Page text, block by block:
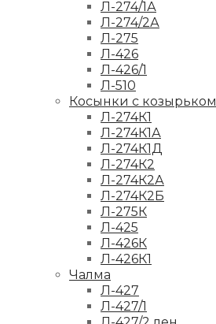
Л-274/1А
Л-274/2А
Л-275
Л-426
Л-426/1
Л-510
Косынки с козырьком
Л-274К1
Л-274К1А
Л-274К1Д
Л-274К2
Л-274К2А
Л-274К2Б
Л-275К
Л-425
Л-426К
Л-426К1
Чалма
Л-427
Л-427/1